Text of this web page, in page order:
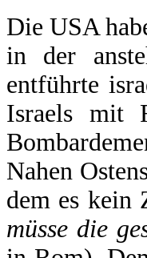
Die USA
in der
entführte
Israels mit
Nahen
dem es kein
müsse die